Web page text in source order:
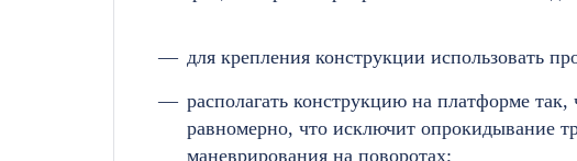
для крепления конструкции использовать
располагать конструкцию на платформе так,
равномерно, что исключит опрокидывание
маневрирования на поворотах;